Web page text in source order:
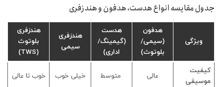
جدول مقایسه انواع هدست، هدفون و هندزفری
ویژگی
هدفون
(سیمی/
بلوتوث)
هدست
(گیمینگ/
اداری)
هندزفری
سیمی
هندزفری
بلوتوث
(TWS)
کیفیت
موسیقی
عالی متوسط خیلی خوب خوب تا عالی